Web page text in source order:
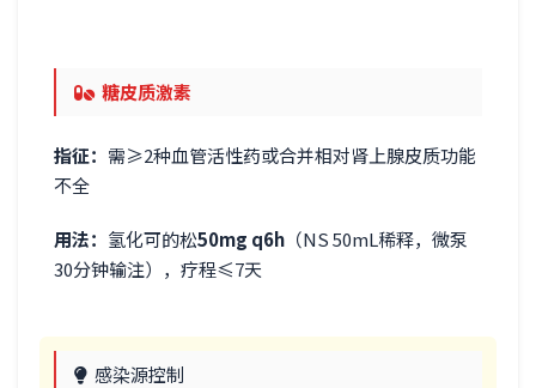
糖皮质激素
指征： 需≥2种血管活性药或合并相对肾上腺皮质功能
不全
用法： 氢化可的松50mg q6h （NS 50mL稀释，微泵
30分钟输注），疗程≤7天
感染源控制